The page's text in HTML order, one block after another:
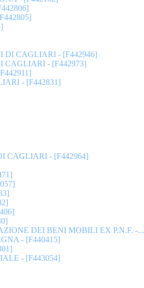
DI CAGLIARI - [F442946]
CAGLIARI - [F442973]
- [F442831]
CAGLIARI - [F442964]
DEI BENI MOBILI EX P.N.F. -...
- [F440415]
- [F443054]